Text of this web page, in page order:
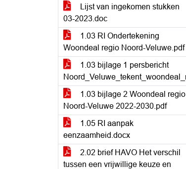
Lijst van ingekomen stukken
03-2023.doc
1.03 RI Ondertekening
Woondeal regio Noord-Veluwe.pdf
1.03 bijlage 1 persbericht
1.03 bijlage 2 Woondeal regio
Noord-Veluwe 2022-2030.pdf
1.05 RI aanpak
eenzaamheid.docx
2.02 brief HAVO Het verschil
tussen een vrijwillige keuze en